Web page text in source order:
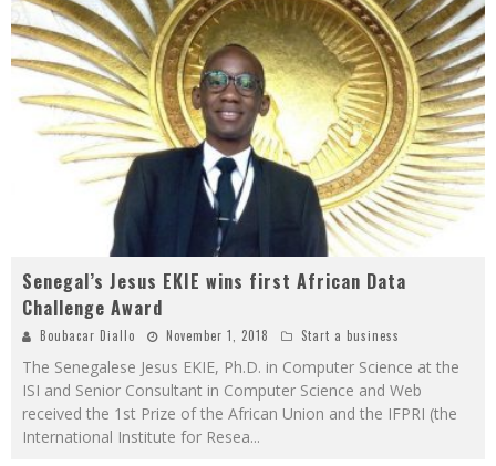
Senegal’s Jesus EKIE wins first African Data
Challenge Award
Boubacar Diallo November 1, 2018 Start a business
The Senegalese Jesus EKIE, Ph.D. in Computer Science at the
ISI and Senior Consultant in Computer Science and Web
received the 1st Prize of the African Union and the IFPRI (the
International Institute for Resea...